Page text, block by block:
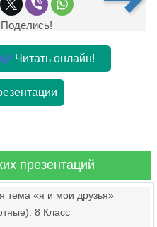
Читать онлайн!
презентаций
тема «я и мои друзья»
8 Класс